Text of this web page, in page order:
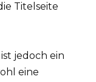
Titelseite
jedoch ein
eine